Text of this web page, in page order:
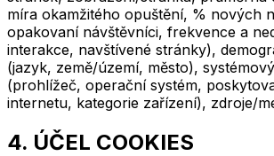
míra okamžitého opuštění, % nových
opakovaní návštěvníci, frekvence a
interakce, navštívené stránky),
(jazyk, země/území, město),
(prohlížeč, operační systém,
internetu, kategorie zařízení), zdroje/
4. ÚČEL COOKIES